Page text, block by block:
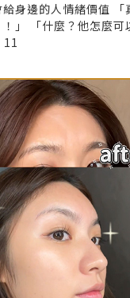
身邊的人情緒價值 「
」 「什麼？他怎麼可
這種人職業傷害就是…
妹！診所跟醫生真的要
，來我的心目
所 要剷平囂張的額頭紋
難的是鏟完之後，不
全沒有美感，又累又兇 這
一樣是非常滿意！ 醫
豐富 臉超怕痛的我，
） 一週後，我驚艷到
大了
11